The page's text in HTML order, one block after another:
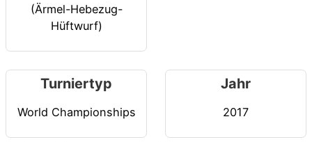
(Ärmel-Hebezug-
Hüftwurf)
Turniertyp
World Championships
Jahr
2017